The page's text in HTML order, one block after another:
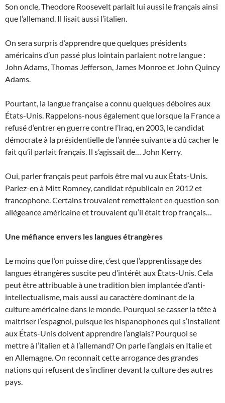
Son oncle, Theodore Roosevelt parlait lui aussi le français ainsi
que l’allemand. Il lisait aussi l’italien.
On sera surpris d’apprendre que quelques présidents
américains d’un passé plus lointain parlaient notre langue :
John Adams, Thomas Jefferson, James Monroe et John Quincy
Adams.
Pourtant, la langue française a connu quelques déboires aux
États-Unis. Rappelons-nous également que lorsque la France a
refusé d’entrer en guerre contre l’Iraq, en 2003, le candidat
démocrate à la présidentielle de l’année suivante a dû cacher le
fait qu’il parlait français. Il s’agissait de… John Kerry.
Oui, parler français peut parfois être mal vu aux États-Unis.
Parlez-en à Mitt Romney, candidat républicain en 2012 et
francophone. Certains trouvaient remettaient en question son
allégeance américaine et trouvaient qu’il était trop français…
Une méfiance envers les langues étrangères
Le moins que l’on puisse dire, c’est que l’apprentissage des
langues étrangères suscite peu d’intérêt aux États-Unis. Cela
peut être attribuable à une tradition bien implantée d’anti-
intellectualisme, mais aussi au caractère dominant de la
culture américaine dans le monde. Pourquoi se casser la tête à
maitriser l’espagnol, puisque les hispanophones qui s’installent
aux États-Unis doivent apprendre l’anglais? Pourquoi se
mettre à l’italien et à l’allemand? On parle l’anglais en Italie et
en Allemagne. On reconnait cette arrogance des grandes
nations qui refusent de s’incliner devant la culture des autres
pays.